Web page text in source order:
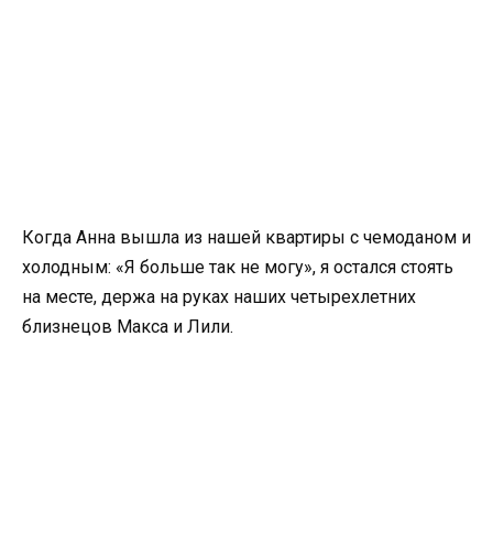
Когда Анна вышла из нашей квартиры с чемоданом и
холодным: «Я больше так не могу», я остался стоять
на месте, держа на руках наших четырехлетних
близнецов Макса и Лили.